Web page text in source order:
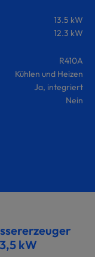
13.5 kW
12.3 kW
R410A
Kühlen und Heizen
Ja, integriert
Nein
kW